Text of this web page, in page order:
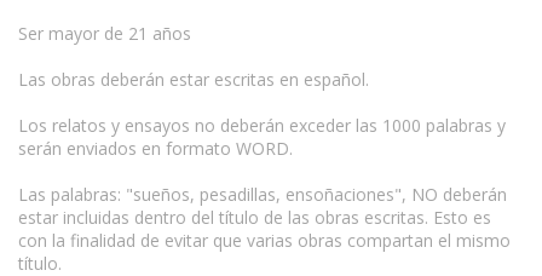
Ser mayor de 21 años
Las obras deberán estar escritas en español.
Los relatos y ensayos no deberán exceder las 1000 palabras y
serán enviados en formato WORD.
Las palabras: "sueños, pesadillas, ensoñaciones", NO deberán
estar incluidas dentro del título de las obras escritas. Esto es
con la finalidad de evitar que varias obras compartan el mismo
título.